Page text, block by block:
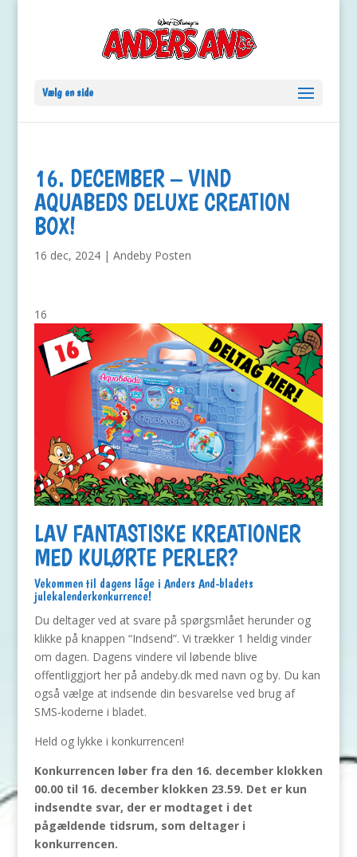
Vælg en side
16. DECEMBER – VIND
AQUABEDS DELUXE CREATION
BOX!
16 dec, 2024| Andeby Posten
16
LAV FANTASTISKE KREATIONER
MED KULØRTE PERLER?
Vekommen til dagens låge i Anders And-bladets
julekalenderkonkurrence!
Du deltager ved at svare på spørgsmlået herunder og
klikke på knappen “Indsend”. Vi trækker 1 heldig vinder
om dagen. Dagens vindere vil løbende blive
offentliggjort her på andeby.dk med navn og by. Du kan
også vælge at indsende din besvarelse ved brug af
SMS-koderne i bladet.
Held og lykke i konkurrencen!
Konkurrencen løber fra den 16. december klokken
00.00 til 16. december klokken 23.59. Det er kun
indsendte svar, der er modtaget i det
pågældende tidsrum, som deltager i
konkurrencen.